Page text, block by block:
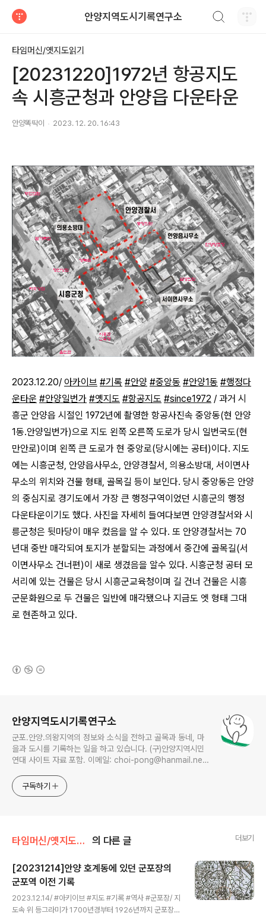
안양지역도시기록연구소
타임머신/옛지도읽기
[20231220]1972년 항공지도
속 시흥군청과 안양읍 다운타운
안양똑딱이 2023. 12. 20. 16:43
2023.12.20/ 아카이브 #기록 #안양 #중앙동 #안양1동 #행정다
운타운 #안양일번가 #옛지도 #항공지도 #since1972 / 과거 시
흥군 안양읍 시절인 1972년에 촬영한 항공사진속 중앙동(현 안양
1동.안양일번가)으로 지도 왼쪽 오른쪽 도로가 당시 일번국도(현
만안로)이며 왼쪽 큰 도로가 현 중앙로(당시에는 공터)이다. 지도
에는 시흥군청, 안양읍사무소, 안양경찰서, 의용소방대, 서이면사
무소의 위치와 건물 형태, 골목길 등이 보인다. 당시 중앙동은 안양
의 중심지로 경기도에서 가장 큰 행정구역이었던 시흥군의 행정
다운타운이기도 했다. 사진을 자세히 들여다보면 안양경찰서와 시
릉군청은 뒷마당이 매우 컸음을 알 수 있다. 또 안양경찰서는 70
년대 중반 매각되여 토지가 분할되는 과정에서 중간에 골목길(서
이면사무소 건너편)이 새로 생겼음을 알수 있다. 시흥군청 공터 모
서리에 있는 건물은 당시 시흥군교육청이며 길 건너 건물은 시흥
군문화원으로 두 건물은 일반에 매각됐으나 지금도 엣 형태 그대
로 현존하고 있다.
안양지역도시기록연구소
군포.안양.의왕지역의 정보와 소식을 전하고 골목과 동네, 마
을과 도시를 기록하는 일을 하고 있습니다. (구)안양지역시민
연대 사이트 자료 포함. 이메일: choi-pong@hanmail.net
구독하기
타임머신/옛지도읽기 의 다른 글 더보기
[20231214]안양 호계동에 있던 군포장의
군포역 이전 기록
2023.12.14/ #아키이브 #지도 #기록 #역사 #군포장/ 지
도속 위 등그라미가 1700년경부터 1926년까지 군포장.